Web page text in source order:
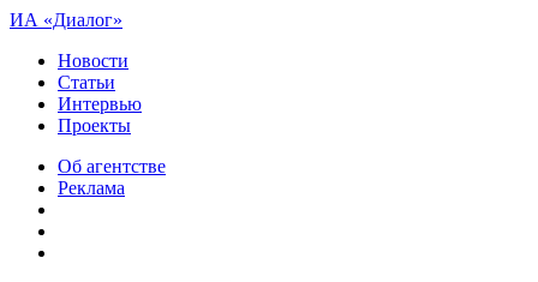
ИА «Диалог»
Новости
Статьи
Интервью
Проекты
Об агентстве
Реклама